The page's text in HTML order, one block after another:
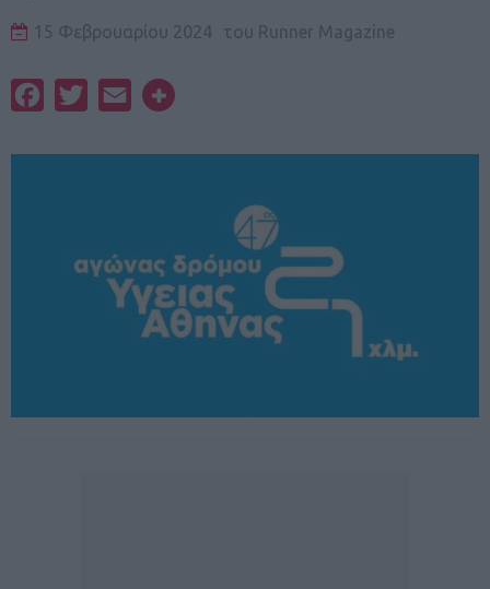
15 Φεβρουαρίου 2024 του Runner Magazine
FacebookTwitterEmail